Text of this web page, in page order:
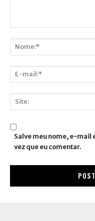
mail:*
Salve meu nome, e-mail
vez que eu comentar.